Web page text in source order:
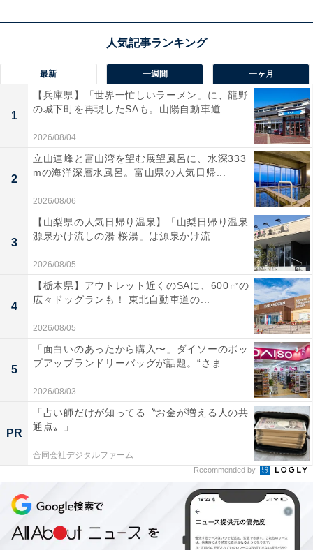
泉かけ流しの元湯で、肌がつるつるになると女性に評
判。氷見産スギがほのかに薫る和の客室では、故郷に帰
宿泊者からは「夕食も朝食も、量が多くて美味しく、大
変満足しました。夕食時の仲居さんお勧め日本酒も美味
しく大変気に入りました」「接客も客室も最高です」と
いう声があがっています。こだわりの料理を堪能したい
人や、良質な自家源泉の温泉で心身ともに癒やされたい
人におすすめの宿です。※掲載されている情報は記事公
開時のものです。あらかじめご了承ください。また、記
事中の宿泊プランを予約すると、売上の一部がオールア
この記事の執筆者： All About ニュース お買
Amazonのセール商品から売れ筋ランキングまで、毎日のお買いも
のがもっと楽しく、もっとお得になる情報をお届け。編集部員によ
る独自レビューなど、ここでしか手に入らない情報も満載です。
...続きを読む
こちらもおすすめ
【楽天トラベルセール】鳥取県「由布院温泉 杜
の湯 ゆふいん泰葉」が今だけ特別価格に！ 希少
最新 一週間 一ヶ月
1
【兵庫県】「世界一忙しいラーメン」に、龍野
の城下町を再現したSAも。山陽自動車道...
2026/08/04
2
立山連峰と富山湾を望む展望風呂に、水深333
mの海洋深層水風呂。富山県の人気日帰...
2026/08/06
3
【山梨県の人気日帰り温泉】「山梨日帰り温泉
源泉かけ流しの湯 桜湯」は源泉かけ流...
2026/08/05
4
【栃木県】アウトレット近くのSAに、600㎡の
広々ドッグランも！ 東北自動車道の...
2026/08/05
5
「面白いのあったから購入〜」ダイソーのポッ
プアップランドリーバッグが話題。“さま...
2026/08/03
PR
「占い師だけが知ってる〝お金が増える人の共
通点〟」
合同会社デジタルファーム
Recommended by